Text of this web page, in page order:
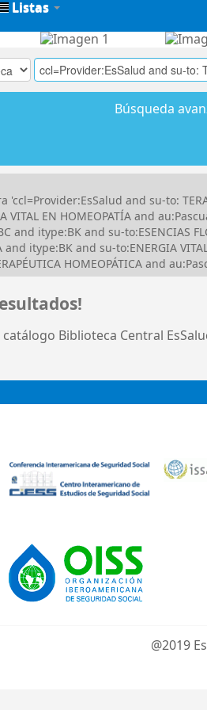
Listas
Búsqueda
and su-to:
EN HOMEOPATÍA and
and itype:BK and su-
and itype:BK and su-to:ENERGIA
HOMEOPÁTICA and
Biblioteca Central
@2019